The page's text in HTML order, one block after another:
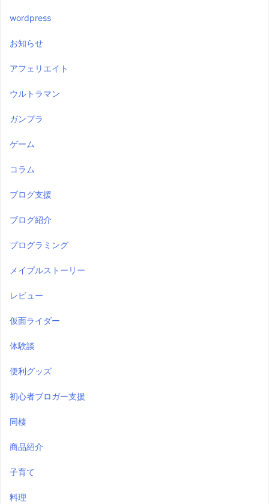
wordpress
お知らせ
アフェリエイト
ウルトラマン
ガンプラ
ゲーム
コラム
ブログ支援
ブログ紹介
プログラミング
メイプルストーリー
レビュー
仮面ライダー
体験談
便利グッズ
初心者ブロガー支援
同棲
商品紹介
子育て
料理